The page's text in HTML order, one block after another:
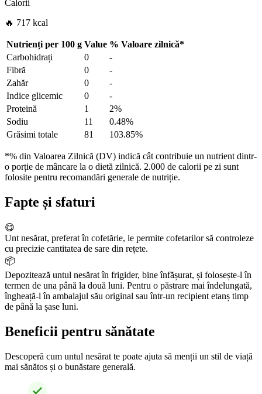
Calorii
🔥 717 kcal
Nutrienți per 100 g Value % Valoare zilnică*
Carbohidrați
0
-
Fibră
0
-
Zahăr
0
-
Indice glicemic
0
-
Proteină
1
2%
Sodiu
11
0.48%
Grăsimi totale
81 103.85%
*% din Valoarea Zilnică (DV) indică cât contribuie un nutrient dintr-
o porție de mâncare la o dietă zilnică. 2.000 de calorii pe zi sunt
folosite pentru recomandări generale de nutriție.
Fapte și sfaturi
😋
Unt nesărat, preferat în cofetărie, le permite cofetarilor să controleze
cu precizie cantitatea de sare din rețete.
📦
Depozitează untul nesărat în frigider, bine înfășurat, și folosește-l în
termen de una până la două luni. Pentru o păstrare mai îndelungată,
îngheață-l în ambalajul său original sau într-un recipient etanș timp
de până la șase luni.
Beneficii pentru sănătate
Descoperă cum untul nesărat te poate ajuta să menții un stil de viață
mai sănătos și o bunăstare generală.